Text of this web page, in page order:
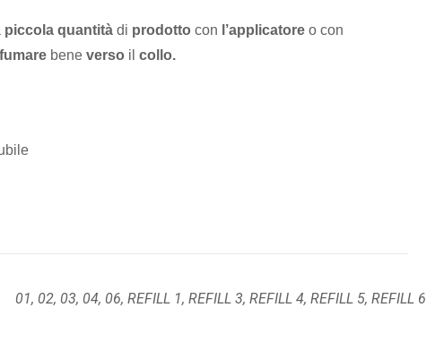
piccola quantitàdi prodotto con l’applicatoreo con
bene verso il collo.
01, 02, 03, 04, 06, REFILL 1, REFILL 3, REFILL 4, REFILL 5, REFILL 6